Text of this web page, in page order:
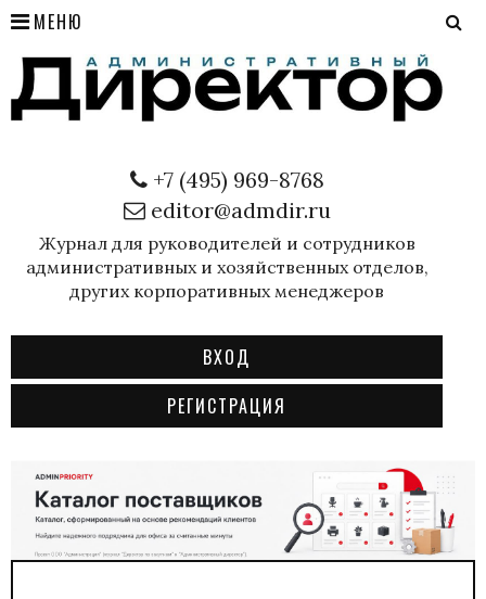
МЕНЮ
+7 (495) 969-8768
editor@admdir.ru
Журнал для руководителей и сотрудников
административных и хозяйственных отделов,
других корпоративных менеджеров
ВХОД
РЕГИСТРАЦИЯ